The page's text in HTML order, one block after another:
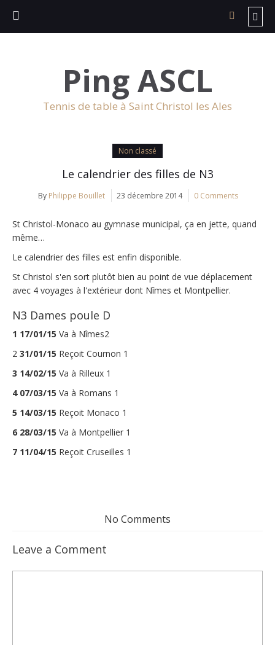
Ping ASCL
Tennis de table à Saint Christol les Ales
Non classé
Le calendrier des filles de N3
By Philippe Bouillet 23 décembre 2014 0 Comments
St Christol-Monaco au gymnase municipal, ça en jette, quand
même…
Le calendrier des filles est enfin disponible.
St Christol s'en sort plutôt bien au point de vue déplacement
avec 4 voyages à l'extérieur dont Nîmes et Montpellier.
N3 Dames poule D
1 17/01/15 Va à Nîmes2
2 31/01/15 Reçoit Cournon 1
3 14/02/15 Va à Rilleux 1
4 07/03/15 Va à Romans 1
5 14/03/15 Reçoit Monaco 1
6 28/03/15 Va à Montpellier 1
7 11/04/15 Reçoit Cruseilles 1
No Comments
Leave a Comment